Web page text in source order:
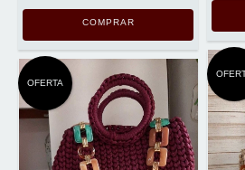
COMPRAR
OFERTA